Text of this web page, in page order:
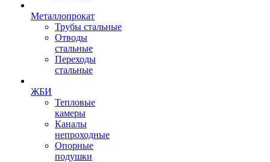
Металлопрокат
Трубы стальные
Отводы
стальные
Переходы
стальные
ЖБИ
Тепловые
камеры
Каналы
непроходные
Опорные
подушки